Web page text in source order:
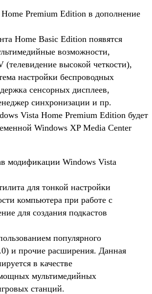
Premium Edition в дополнение
Home Basic Edition появятся
возможности,
(телевидение высокой четкости),
настройки беспроводных
сенсорных дисплеев,
синхронизации и пр.
Vista Home Premium Edition будет
Windows XP Media Center
модификации Windows Vista
для тонкой настройки
компьютера при работе с
для создания подкастов
популярного
и прочие расширения. Данная
в качестве
мультимедийных
станций.